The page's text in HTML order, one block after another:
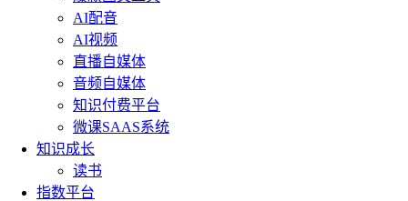
AI配音
AI视频
直播自媒体
音频自媒体
知识付费平台
微课SAAS系统
知识成长
读书
指数平台